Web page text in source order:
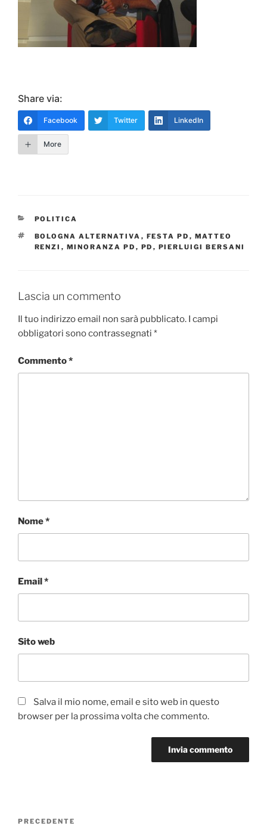
Share via:
Facebook Twitter LinkedIn
More
CATEGORIE
POLITICA
TAG
BOLOGNA ALTERNATIVA , FESTA PD , MATTEO
RENZI , MINORANZA PD , PD , PIERLUIGI BERSANI
Lascia un commento
Il tuo indirizzo email non sarà pubblicato. I campi
obbligatori sono contrassegnati *
Commento*
Nome*
Email*
Sito web
Salva il mio nome, email e sito web in questo
browser per la prossima volta che commento.
Articolo
PRECEDENTE